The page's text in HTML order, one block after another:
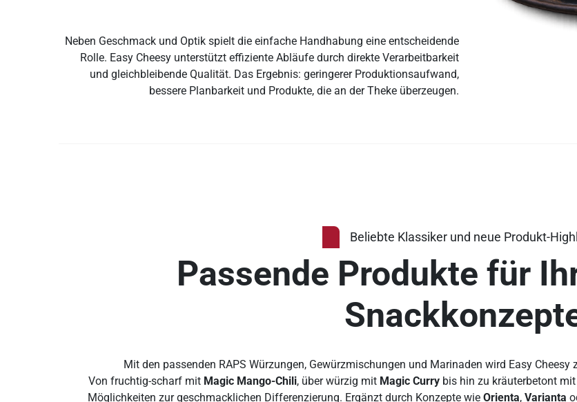
Neben Geschmack und Optik spielt die einfache Handhabung eine entscheidende
Rolle. Easy Cheesy unterstützt effiziente Abläufe durch direkte Verarbeitbarkeit
und gleichbleibende Qualität. Das Ergebnis: geringerer Produktionsaufwand,
bessere Planbarkeit und Produkte, die an der Theke überzeugen.
Beliebte Klassiker und neue Produkt-
Passende Produkte für
Mit den passenden RAPS Würzungen, Gewürzmischungen und Marinaden wird Easy
Von fruchtig-scharf mit Magic Mango-Chili, über würzig mit Magic Curry bis hin zu kräuterbetont mit
Möglichkeiten zur geschmacklichen Differenzierung. Ergänzt durch Konzepte wie Orienta, Varianta